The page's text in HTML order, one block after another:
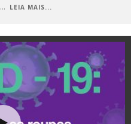
... LEIA MAIS...